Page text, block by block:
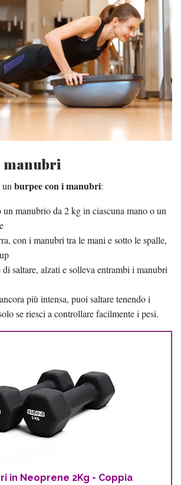
manubri
burpee con i manubri:
un manubrio da 2 kg in ciascuna mano o un
con i manubri tra le mani e sotto le spalle,
saltare, alzati e solleva entrambi i manubri
più intensa, puoi saltare tenendo i
se riesci a controllare facilmente i pesi.
in Neoprene 2Kg - Coppia